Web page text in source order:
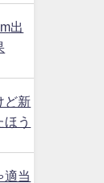
出
ど新
う
適当